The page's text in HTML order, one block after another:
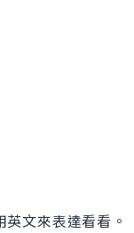
英文來表達看看。